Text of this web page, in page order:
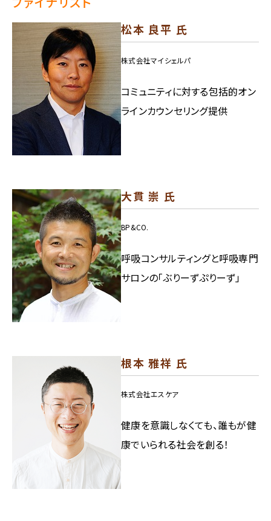
松本 良平 氏
株式会社マイシェルパ
コミュニティに対する包括的オン
ラインカウンセリング提供
大貫 崇 氏
BP&CO.
呼吸コンサルティングと呼吸専門
サロンの「ぶりーずぷりーず」
根本 雅祥 氏
株式会社エスケア
健康を意識しなくても、誰もが健
康でいられる社会を創る！